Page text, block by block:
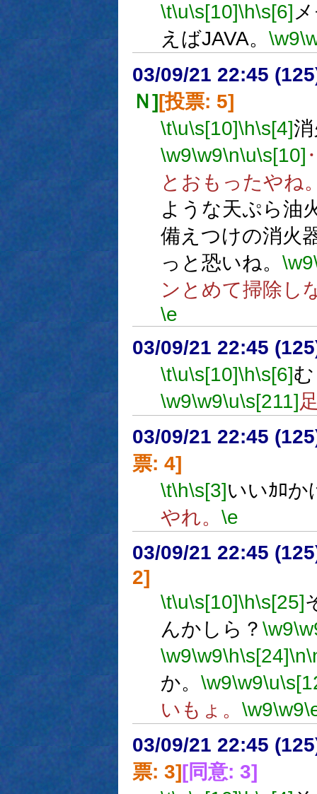
\t\u\s[10]\h\s[6]
えばJAVA。 \w9
03/09/21 22:45
Ｎ][投票: 5]
\t\u\s[10]\h\s[4]
\w9\w9\n\u\s[10]
とおもったやね
ような天ぷら油
備えつけの消火
っと恐いね。 \w9
ンとめて掃除し
\e
03/09/21 22:45
\t\u\s[10]\h\s[6]
\w9\w9\u\s[211]
03/09/21 22:45
票: 4]
\t\h\s[3]いいｶﾛか
やれ。 \e
03/09/21 22:45
2]
\t\u\s[10]\h\s[25]
んかしら？ \w9
\w9\w9\h\s[24]\n
か。 \w9\w9\u
いもょ。 \w9\w9
03/09/21 22:45
票: 3] [同意: 3]